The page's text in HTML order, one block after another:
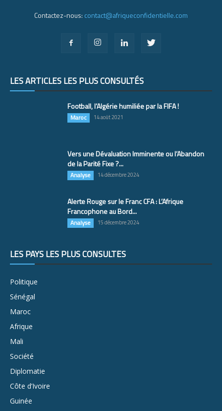
Contactez-nous: contact@afriqueconfidentielle.com
LES ARTICLES LES PLUS CONSULTÉS
Football, l’Algérie humiliée par la FIFA !
Maroc 14 août 2021
Vers une Dévaluation Imminente ou l’Abandon
de la Parité Fixe ?...
Analyse 14 décembre 2024
Alerte Rouge sur le Franc CFA : L’Afrique
Francophone au Bord...
Analyse 15 décembre 2024
LES PAYS LES PLUS CONSULTÉS
Politique
Sénégal
Maroc
Afrique
Mali
Société
Diplomatie
Côte d’Ivoire
Guinée